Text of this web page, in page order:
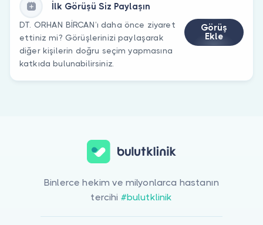
İlk Görüşü Siz Paylaşın
DT. ORHAN BİRCAN’ı daha önce ziyaret
ettiniz mi? Görüşlerinizi paylaşarak
diğer kişilerin doğru seçim yapmasına
katkıda bulunabilirsiniz.
Görüş
Ekle
Binlerce hekim ve milyonlarca hastanın
tercihi #bulutklinik